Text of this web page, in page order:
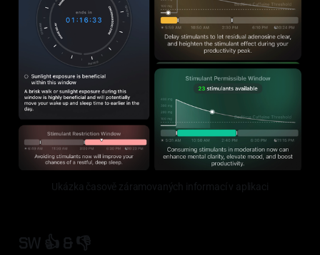
Ukázka časově záramovaných informací v aplikaci
SW 👍 & 👎